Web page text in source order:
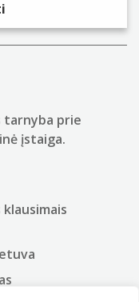
prie
įstaiga.